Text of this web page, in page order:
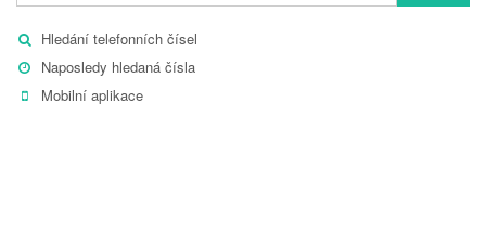
Hledání telefonních čísel
Naposledy hledaná čísla
Mobilní aplikace